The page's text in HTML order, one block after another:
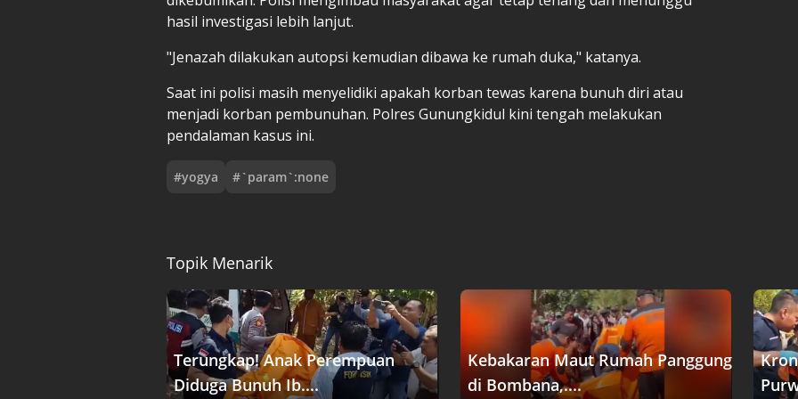
hasil investigasi lebih lanjut.
"Jenazah dilakukan autopsi kemudian dibawa ke rumah duka," katanya.
Saat ini polisi masih menyelidiki apakah korban tewas karena bunuh diri atau
menjadi korban pembunuhan. Polres Gunungkidul kini tengah melakukan
pendalaman kasus ini.
#yogya #`param`:none
Topik Menarik
Terungkap! Anak Perempuan
Diduga Bunuh Ib....
Kebakaran Maut Rumah Panggung
di Bombana,....